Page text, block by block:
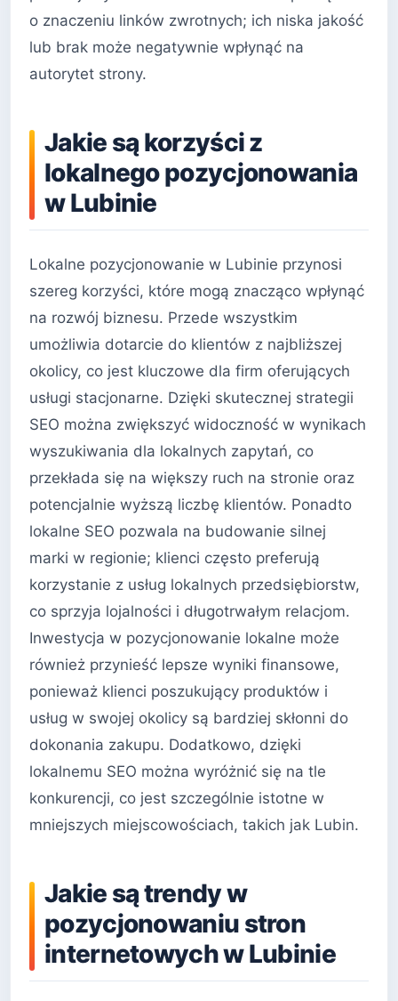
o znaczeniu linków zwrotnych; ich niska jakość
lub brak może negatywnie wpłynąć na
autorytet strony.
Jakie są korzyści z
lokalnego pozycjonowania
w Lubinie
Lokalne pozycjonowanie w Lubinie przynosi
szereg korzyści, które mogą znacząco wpłynąć
na rozwój biznesu. Przede wszystkim
umożliwia dotarcie do klientów z najbliższej
okolicy, co jest kluczowe dla firm oferujących
usługi stacjonarne. Dzięki skutecznej strategii
SEO można zwiększyć widoczność w wynikach
wyszukiwania dla lokalnych zapytań, co
przekłada się na większy ruch na stronie oraz
potencjalnie wyższą liczbę klientów. Ponadto
lokalne SEO pozwala na budowanie silnej
marki w regionie; klienci często preferują
korzystanie z usług lokalnych przedsiębiorstw,
co sprzyja lojalności i długotrwałym relacjom.
Inwestycja w pozycjonowanie lokalne może
również przynieść lepsze wyniki finansowe,
ponieważ klienci poszukujący produktów i
usług w swojej okolicy są bardziej skłonni do
dokonania zakupu. Dodatkowo, dzięki
lokalnemu SEO można wyróżnić się na tle
konkurencji, co jest szczególnie istotne w
mniejszych miejscowościach, takich jak Lubin.
Jakie są trendy w
pozycjonowaniu stron
internetowych w Lubinie